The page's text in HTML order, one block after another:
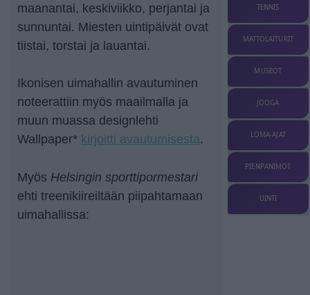
maanantai, keskiviikko, perjantai ja
sunnuntai. Miesten uintipäivät ovat
tiistai, torstai ja lauantai.
Ikonisen uimahallin avautuminen
noteerattiin myös maailmalla ja
muun muassa designlehti
Wallpaper* kirjoitti avautumisesta.
Myös Helsingin sporttipormestari
ehti treenikiireiltään piipahtamaan
uimahallissa:
TENNIS
MATTOLAITURIT
MUSEOT
JOOGA
LOMA-AJAT
PIENPANIMOT
UINTI